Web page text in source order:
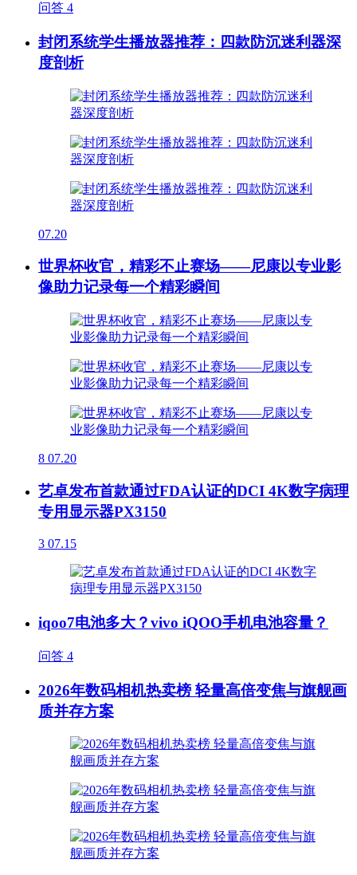
问答 4
封闭系统学生播放器推荐：四款防沉迷利器深
度剖析
07.20
世界杯收官，精彩不止赛场——尼康以专业影
像助力记录每一个精彩瞬间
8 07.20
艺卓发布首款通过FDA认证的DCI 4K数字病理
专用显示器PX3150
3 07.15
iqoo7电池多大？vivo iQOO手机电池容量？
问答 4
2026年数码相机热卖榜 轻量高倍变焦与旗舰画
质并存方案